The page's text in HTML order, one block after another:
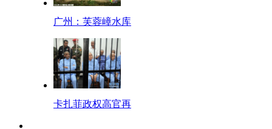
广州：芙蓉嶂水库
卡扎菲政权高官再